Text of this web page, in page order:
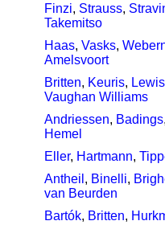
Finzi, Strauss,
Takemitso
Haas, Vasks,
Amelsvoort
Britten, Keuris, Lewis
Vaughan Williams
Andriessen, Badings
Hemel
Eller, Hartmann,
Antheil , Binelli,
van Beurden
Bartók, Britten,